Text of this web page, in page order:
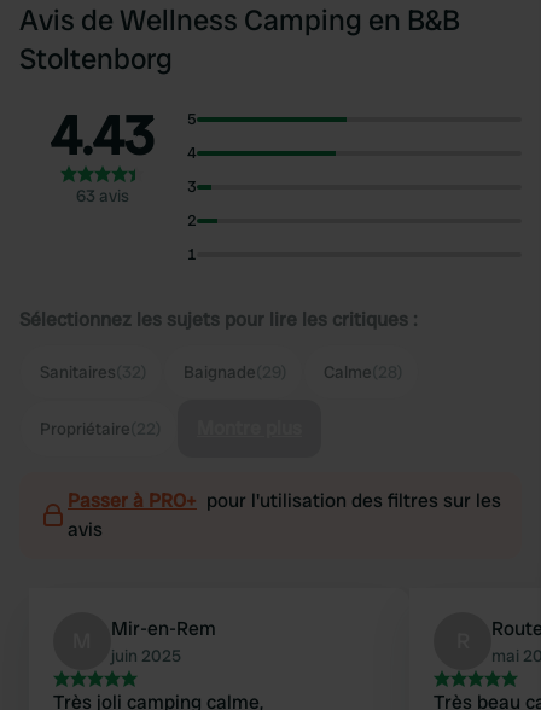
Avis de Wellness Camping en B&B
Stoltenborg
4.43
63 avis
5
4
3
2
1
Sélectionnez les sujets pour lire les critiques :
Sanitaires Baignade Calme
Propriétaire
Passer à PRO+ pour l'utilisation des filtres sur les
avis
Mir-en-Rem
juin 2025
Très joli camping calme,
mai
Très beau